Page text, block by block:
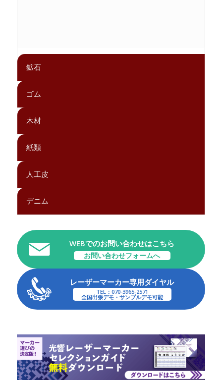
鉱石
ゴム
木材
紙類
人工皮
デニム
WEBでのお問い合わせはこちら
お問い合わせフォームへ
レーザーマーカー専用ダイヤル
TEL：070-3965-2571
全国出張デモ・サンプルデモ可能